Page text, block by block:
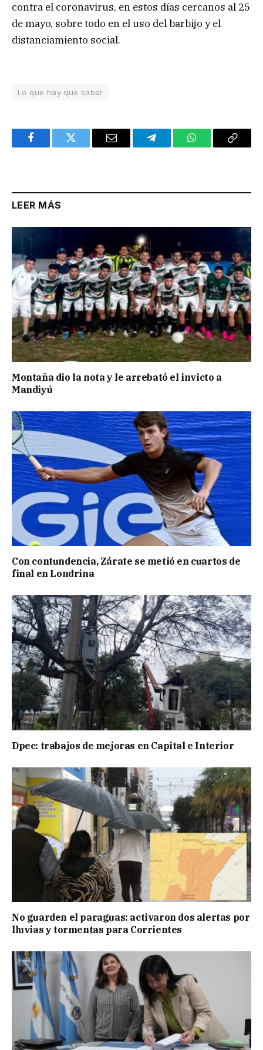
contra el coronavirus, en estos días cercanos al 25
de mayo, sobre todo en el uso del barbijo y el
distanciamiento social.
Lo que hay que saber
FacebookTwitter Email TelegramWhatsAppCopy
LEER MÁS
Montaña dio la nota y le arrebató el invicto a
Mandiyú
Con contundencia, Zárate se metió en cuartos de
final en Londrina
Dpec: trabajos de mejoras en Capital e Interior
No guarden el paraguas: activaron dos alertas por
lluvias y tormentas para Corrientes